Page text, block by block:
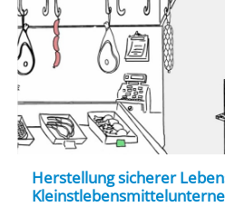
Herstellung sicherer